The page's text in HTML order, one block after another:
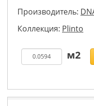
Производитель:
Коллекция: Plinto